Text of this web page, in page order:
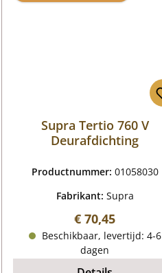
Supra Tertio 760 V
Deurafdichting
Productnummer: 01058030
Fabrikant: Supra
Normale prijs:
€ 70,45
Beschikbaar, levertijd: 4-6
dagen